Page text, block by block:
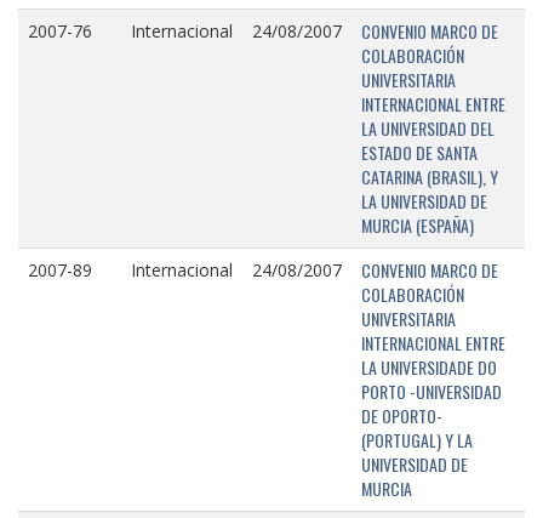
2007-76 Internacional 24/08/2007
CONVENIO MARCO DE
COLABORACIÓN
UNIVERSITARIA
INTERNACIONAL ENTRE
LA UNIVERSIDAD DEL
ESTADO DE SANTA
CATARINA (BRASIL), Y
LA UNIVERSIDAD DE
MURCIA (ESPAÑA)
2007-89 Internacional 24/08/2007
CONVENIO MARCO DE
COLABORACIÓN
UNIVERSITARIA
INTERNACIONAL ENTRE
LA UNIVERSIDADE DO
PORTO -UNIVERSIDAD
DE OPORTO-
(PORTUGAL) Y LA
UNIVERSIDAD DE
MURCIA